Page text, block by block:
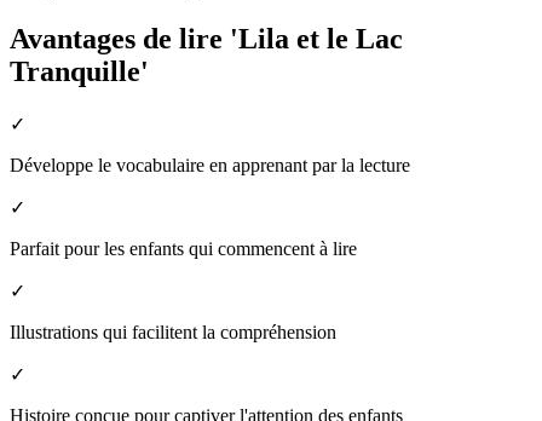
Avantages de lire 'Lila et le Lac
Tranquille'
✓
Développe le vocabulaire en apprenant par la lecture
✓
Parfait pour les enfants qui commencent à lire
✓
Illustrations qui facilitent la compréhension
✓
Histoire conçue pour captiver l'attention des enfants